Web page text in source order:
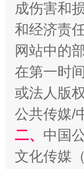
全民健身五年
成伤害和
和经济责
网站中的
在第一时
或法人版
公共传媒/
二、 中国
文化传媒